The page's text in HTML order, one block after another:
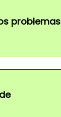
problemas